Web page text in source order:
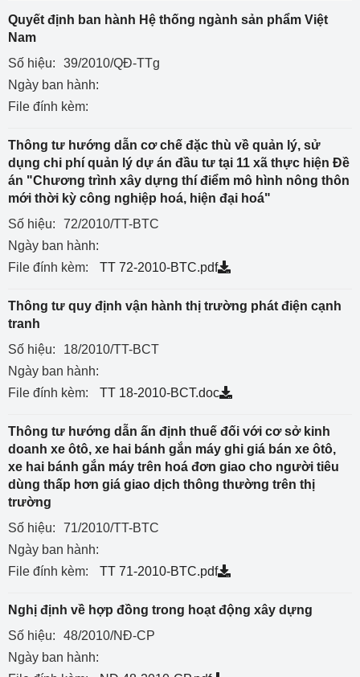
Quyết định ban hành Hệ thống ngành sản phẩm Việt
Nam
Số hiệu:
39/2010/QĐ-TTg
Ngày ban hành:
File đính kèm:
Thông tư hướng dẫn cơ chế đặc thù về quản lý, sử
dụng chi phí quản lý dự án đầu tư tại 11 xã thực hiện Đề
án "Chương trình xây dựng thí điểm mô hình nông thôn
mới thời kỳ công nghiệp hoá, hiện đại hoá"
Số hiệu:
72/2010/TT-BTC
Ngày ban hành:
File đính kèm:
TT 72-2010-BTC.pdf
Thông tư quy định vận hành thị trường phát điện cạnh
tranh
Số hiệu:
18/2010/TT-BCT
Ngày ban hành:
File đính kèm:
TT 18-2010-BCT.doc
Thông tư hướng dẫn ấn định thuế đối với cơ sở kinh
doanh xe ôtô, xe hai bánh gắn máy ghi giá bán xe ôtô,
xe hai bánh gắn máy trên hoá đơn giao cho người tiêu
dùng thấp hơn giá giao dịch thông thường trên thị
trường
Số hiệu:
71/2010/TT-BTC
Ngày ban hành:
File đính kèm:
TT 71-2010-BTC.pdf
Nghị định về hợp đồng trong hoạt động xây dựng
Số hiệu:
48/2010/NĐ-CP
Ngày ban hành: